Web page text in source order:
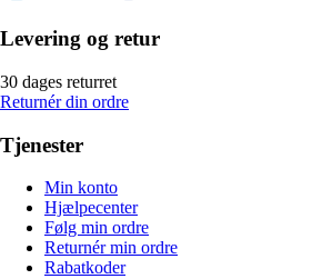
Levering og retur
30 dages returret
Returnér din ordre
Tjenester
Min konto
Hjælpecenter
Følg min ordre
Returnér min ordre
Rabatkoder